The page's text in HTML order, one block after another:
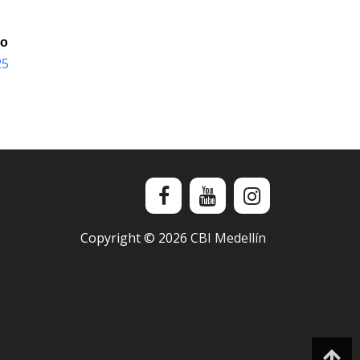
Copyright © 2026 CBI Medellín